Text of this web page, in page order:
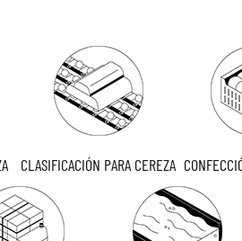
CLASIFICACIÓN PARA CEREZA